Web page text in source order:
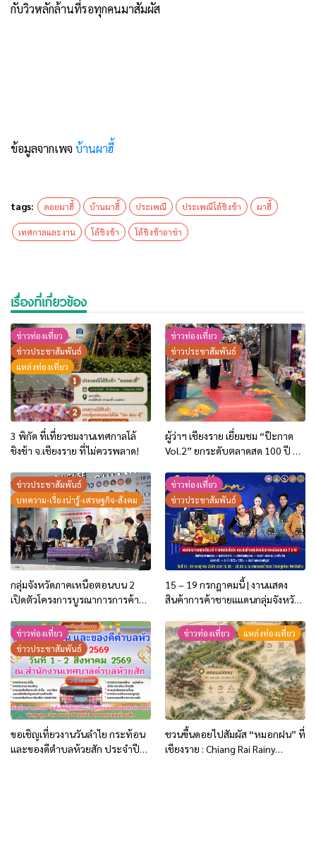
กับวิวหลักล้านที่รอทุกคนมาสัมผัส
ข้อมูลจากเพจ บ้านผาฮี้
tags: ดอยผาฮี้ บ้านผาฮี้ ประเพณี ประเพณีโล้ชิงช้า ผาฮี้
เทศกาลและงาน โล้ชิงช้า โล้ชิงช้าอาข่า
เรื่องที่เกี่ยวข้อง
ข่าวท่องเที่ยว
ข่าวประชาสัมพันธ์
แหล่งท่องเที่ยว
3 พิกัด ที่เที่ยวชมงานเทศกาลโล้
ชิงช้า จ.เชียงราย ที่ไม่ควรพลาด!
ข่าวท่องเที่ยว
ข่าวประชาสัมพันธ์
ผู้ว่าฯ เชียงราย เยี่ยมชม “ป๊ะกาด
Vol.2” ยกระดับตลาดสด 100 ปี สู่
เศรษฐกิจสร้างสรรค์และการท่อง
เที่ยวของเมือง
ข่าวประชาสัมพันธ์
บทความ-เรื่องน่ารู้-เศรษฐกิจ-สังคม
กลุ่มจังหวัดภาคเหนือตอนบน 2
เปิดตัวโครงการบูรณาการการค้า
กระตุ้นการใช้จ่ายของประชาชน
และนักท่องเที่ยว
ข่าวท่องเที่ยว
ข่าวประชาสัมพันธ์
15 – 19 กรกฎาคมนี้ | งานแสดง
สินค้าการค้าชายแแดนกลุ่มจังหวัด
ข่าวท่องเที่ยว
ข่าวประชาสัมพันธ์
ขอเชิญเที่ยวงานวันลำไย กระท้อน
และของดีตำบลห้วยสัก ประจำปี
ข่าวท่องเที่ยว แหล่งท่องเที่ยว
ชวนขึ้นดอยไปสัมผัส “หมอกฝน” ที่
เชียงราย : Chiang Rai Rainy